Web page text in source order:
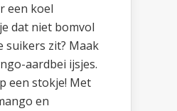
een koel
dat niet bomvol
suikers zit? Maak
aardbei ijsjes.
een stokje! Met
en